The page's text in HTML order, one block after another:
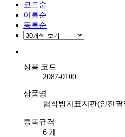
코드순
이름순
등록순
상품 코드
2087-0100
상품명
협착방지표지판(안전팔
등록규격
6 개